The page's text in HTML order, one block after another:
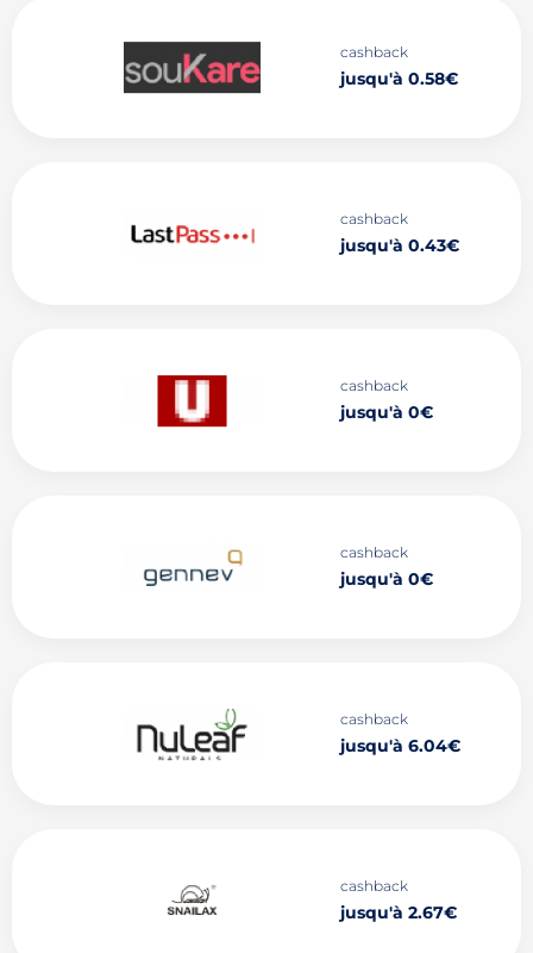
cashback
jusqu'à 0.58€
cashback
jusqu'à 0.43€
cashback
jusqu'à 0€
cashback
jusqu'à 0€
cashback
jusqu'à 6.04€
cashback
jusqu'à 2.67€